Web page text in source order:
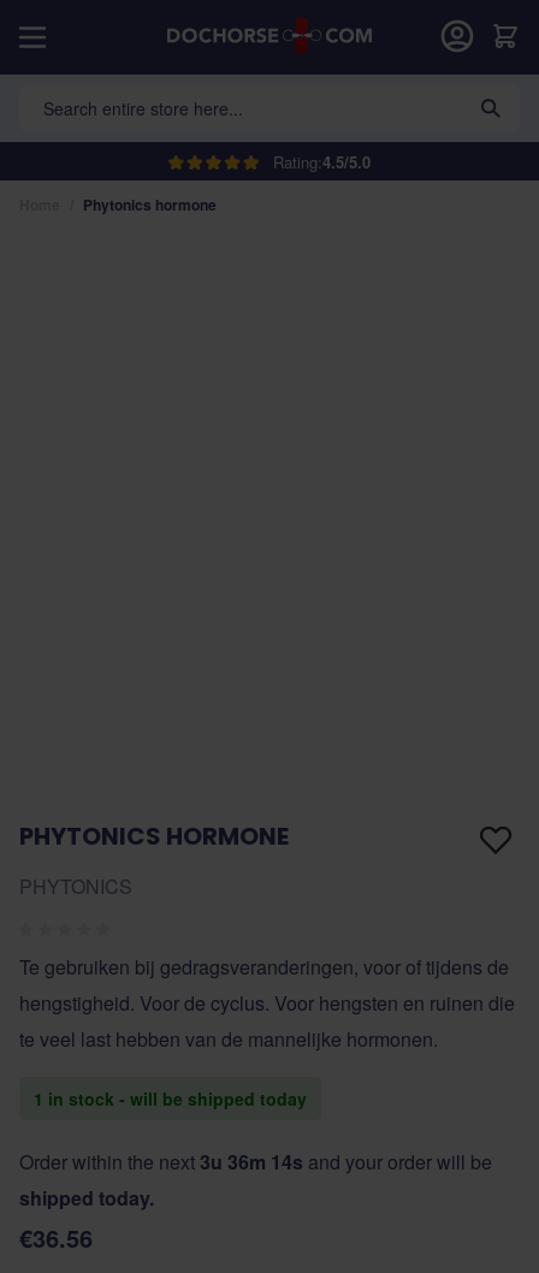
Rating:4.5/5.0
Search entire store here...
Cart
Phytonics hormone
PHYTONICS HORMONE
PHYTONICS
Te gebruiken bij gedragsveranderingen, voor of tijdens de
hengstigheid. Voor de cyclus. Voor hengsten en ruinen die
te veel last hebben van de mannelijke hormonen.
1 in stock - will be shipped today
Order within the next 3u 36m 13s and your order will be
shipped today.
€36.56